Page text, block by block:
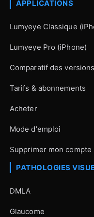
APPLICATIONS
Lumyeye Classique
Lumyeye Pro (iPhone)
Comparatif des versions
Tarifs & abonnements
Acheter
Mode d'emploi
Supprimer mon compte
PATHOLOGIES
DMLA
Glaucome